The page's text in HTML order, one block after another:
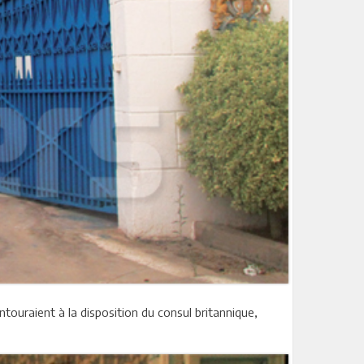
à la disposition du consul britannique,